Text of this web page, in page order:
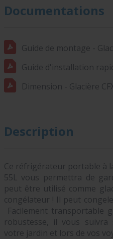
Documentations
Guide de montage -
Guide d'installation
Dimension - Glacière
Description
Ce réfrigérateur portable à
55L vous permettra de
peut être utilisé comme
congélateur ! Il peut
Facilement transportable
robustesse, il vous
votre jardin et lors de vos